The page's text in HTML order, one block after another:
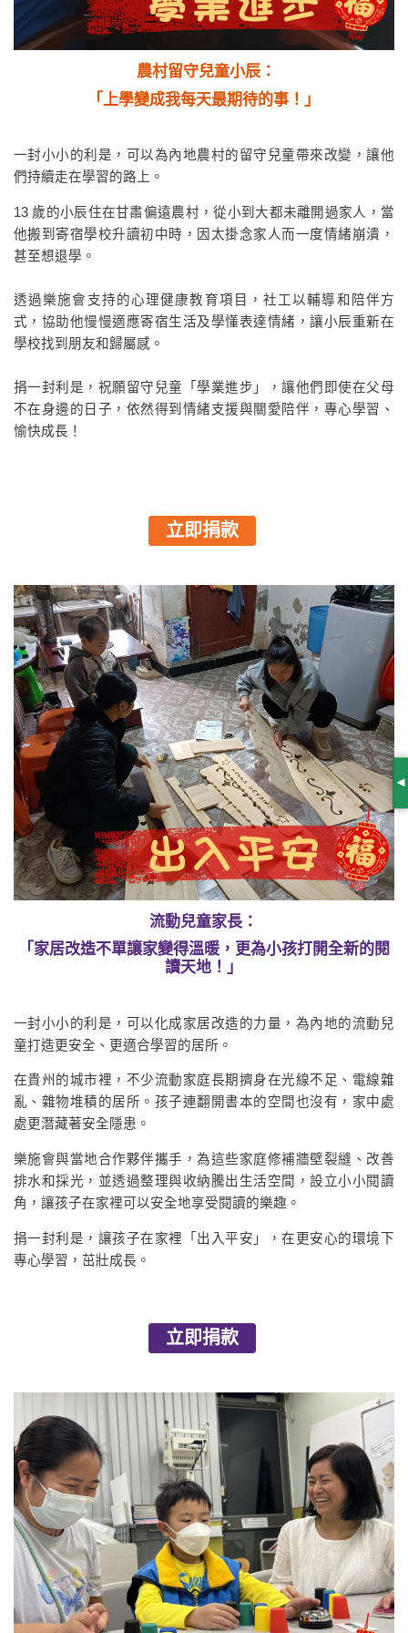
農村留守兒童小辰：
「上學變成我每天最期待的事！」
一封小小的利是，可以為內地農村的留守兒童帶來改變，讓他
們持續走在學習的路上。
13 歲的小辰住在甘肅偏遠農村，從小到大都未離開過家人，當
他搬到寄宿學校升讀初中時，因太掛念家人而一度情緒崩潰，
甚至想退學。
透過樂施會支持的心理健康教育項目，社工以輔導和陪伴方
式，協助他慢慢適應寄宿生活及學懂表達情緒，讓小辰重新在
學校找到朋友和歸屬感。
捐一封利是，祝願留守兒童「學業進步」，讓他們即使在父母
不在身邊的日子，依然得到情緒支援與關愛陪伴，專心學習、
愉快成長！
立即捐款
流動兒童家長：
「家居改造不單讓家變得溫暖，更為小孩打開全新的閱
讀天地！」
一封小小的利是，可以化成家居改造的力量，為內地的流動兒
童打造更安全、更適合學習的居所。
在貴州的城市裡，不少流動家庭長期擠身在光線不足、電線雜
亂、雜物堆積的居所。孩子連翻開書本的空間也沒有，家中處
處更潛藏著安全隱患。
樂施會與當地合作夥伴攜手，為這些家庭修補牆壁裂縫、改善
排水和採光，並透過整理與收納騰出生活空間，設立小小閱讀
角，讓孩子在家裡可以安全地享受閱讀的樂趣。
捐一封利是，讓孩子在家裡「出入平安」，在更安心的環境下
專心學習，茁壯成長。
立即捐款